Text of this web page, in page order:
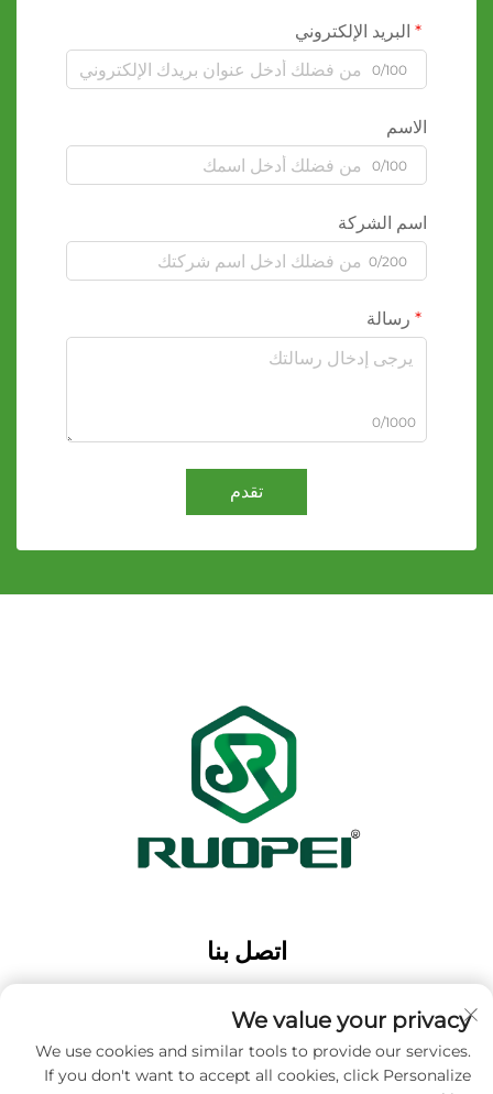
البريد الإلكتروني
0/100
الاسم
0/100
اسم الشركة
0/200
رسالة
0/1000
تقدم
اتصل بنا
مدينة جينهوا، مقاطعة تشجيانغ، الصين
الهاتف:+86-13616897017
البريد الإلكتروني:[email protected]
We value your privacy
We use cookies and similar tools to provide our services.
If you don't want to accept all cookies, click Personalize